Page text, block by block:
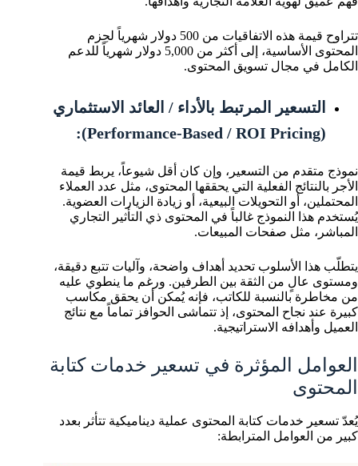
تتراوح قيمة هذه الاتفاقيات من 500 دولار شهرياً لحِزم
المحتوى الأساسية، إلى أكثر من 5,000 دولار شهرياً للدعم
الكامل في مجال تسويق المحتوى.
التسعير المرتبط بالأداء / العائد الاستثماري
(Performance-Based / ROI Pricing):
نموذج متقدم من التسعير، وإن كان أقل شيوعاً، يربط قيمة
الأجر بالنتائج الفعلية التي يحققها المحتوى، مثل عدد العملاء
المحتملين، أو التحويلات البيعية، أو زيادة الزيارات العضوية.
يُستخدم هذا النموذج غالباً في المحتوى ذي التأثير التجاري
المباشر، مثل صفحات المبيعات.
يتطلّب هذا الأسلوب تحديد أهداف واضحة، وآليات تتبع دقيقة،
ومستوى عالٍ من الثقة بين الطرفين. ورغم ما ينطوي عليه
من مخاطرة بالنسبة للكاتب، فإنه يُمكن أن يحقق مكاسب
كبيرة عند نجاح المحتوى، إذ تتماشى الحوافز تماماً مع نتائج
العميل وأهدافه الاستراتيجية.
العوامل المؤثرة في تسعير خدمات كتابة
المحتوى
يُعدّ تسعير خدمات كتابة المحتوى عملية ديناميكية تتأثر بعدد
كبير من العوامل المترابطة: